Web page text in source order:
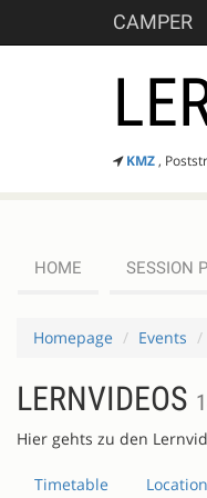
CAMPER
KMZ,
HOME SESSION
Homepage Events
LERNVIDEOS
Hier gehts zu den
Timetable Location